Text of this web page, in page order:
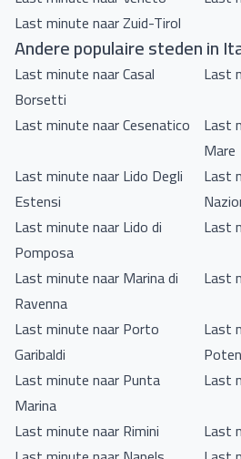
Last minute naar Zuid-Tirol
Andere populaire steden in
Last minute naar Casal
Borsetti
Last
Last minute naar Cesenatico Last
Mare
Last minute naar Lido Degli
Estensi
Last
Last minute naar Lido di
Pomposa
Last
Last minute naar Marina di
Ravenna
Last
Last minute naar Porto
Garibaldi
Last
Last minute naar Punta
Marina
Last
Last minute naar Rimini
Last